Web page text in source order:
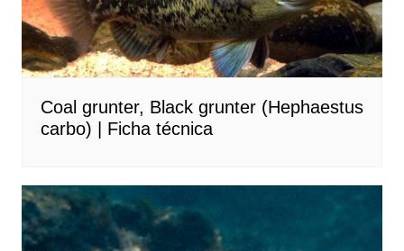
Coal grunter, Black grunter (Hephaestus
carbo) | Ficha técnica